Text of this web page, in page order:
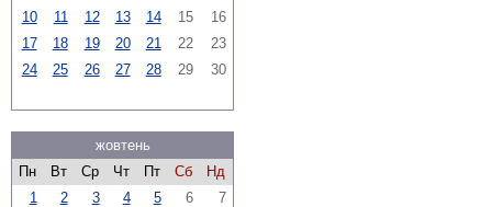
10
11 12 13 14 15
16
17
18 19 20 21 22
23
24
25 26 27 28 29 30
жовтень
Пн
Вт Ср Чт Пт Сб
Нд
1
2 3 4 5 6
7